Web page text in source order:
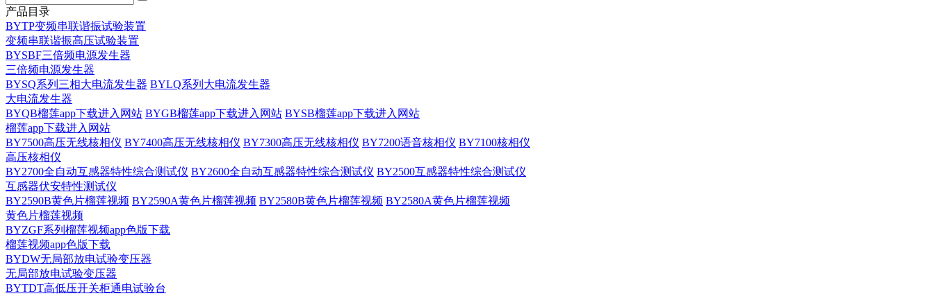
产品目录
BYTP变频串联谐振试验装置
变频串联谐振高压试验装置
BYSBF三倍频电源发生器
三倍频电源发生器
BYSQ系列三相大电流发生器 BYLQ系列大电流发生器
大电流发生器
BYQB榴莲app下载进入网站 BYGB榴莲app下载进入网站 BYSB榴莲app下载进入网站
榴莲app下载进入网站
BY7500高压无线核相仪 BY7400高压无线核相仪 BY7300高压无线核相仪 BY7200语音核相仪 BY7100核相仪
高压核相仪
BY2700全自动互感器特性综合测试仪 BY2600全自动互感器特性综合测试仪 BY2500互感器特性综合测试仪
互感器伏安特性测试仪
BY2590B黄色片榴莲视频 BY2590A黄色片榴莲视频 BY2580B黄色片榴莲视频 BY2580A黄色片榴莲视频
黄色片榴莲视频
BYZGF系列榴莲视频app色版下载
榴莲视频app色版下载
BYDW无局部放电试验变压器
无局部放电试验变压器
BYTDT高低压开关柜通电试验台